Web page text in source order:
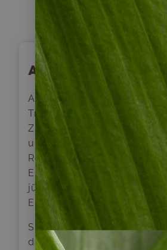
Tag1
Ankunft in
Ankunft am Flughafen von
Transfer zum Hotel, wo Sie
Zimmer beziehen.
unsere 4-stündige
Reiseleiter wird Ihnen in den
Erläuterungen vor allem
jüngere Geschichte und die
Eigenheiten des chilenischen
Später besuchen Sie den
das Museo Nacional de